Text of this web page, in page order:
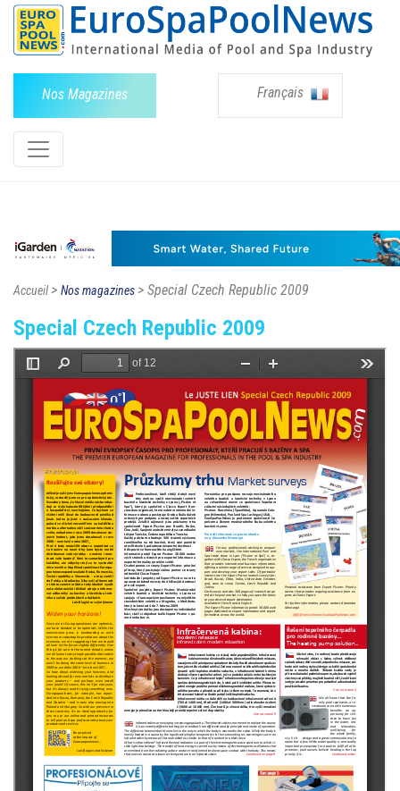
Nos Magazines Français
Accueil> Nos magazines> Special Czech Republic 2009
Special Czech Republic 2009